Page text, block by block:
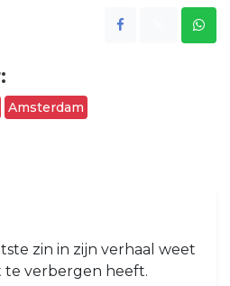
Amsterdam
zin in zijn verhaal weet
te verbergen heeft.